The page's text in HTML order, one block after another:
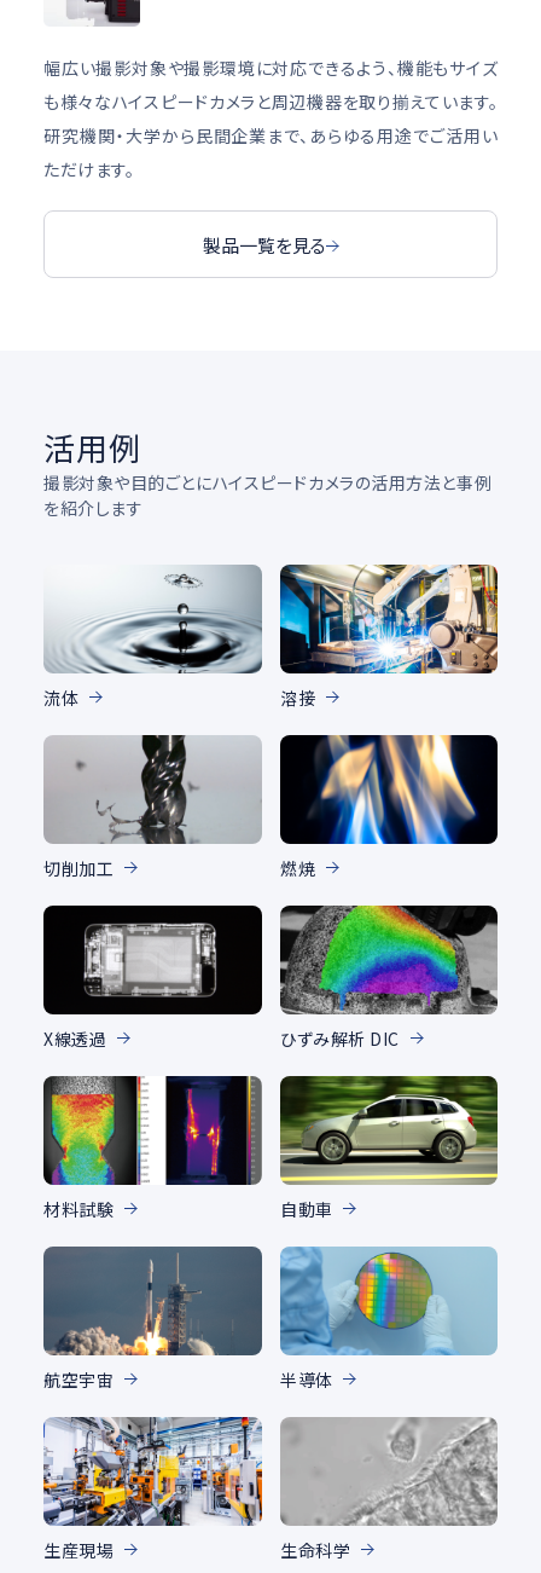
幅広い撮影対象や撮影環境に対応できるよう、機能もサイズ
も様々なハイスピードカメラと周辺機器を取り揃えています。
研究機関・大学から民間企業まで、あらゆる用途でご活用い
ただけます。
製品一覧を見る
活用例
撮影対象や目的ごとにハイスピードカメラの活用方法と事例
を紹介します
流体 溶接
切削加工 燃焼
X線透過 ひずみ解析 DIC
材料試験 自動車
航空宇宙 半導体
生産現場 生命科学